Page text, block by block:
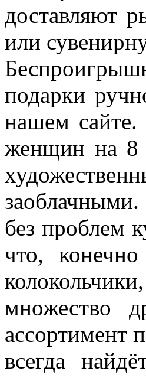
доставляют
или
подарки
нашем сайте.
женщин на 8
без проблем
что,
множество
ассортимент
всегда